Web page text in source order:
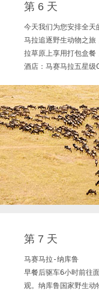
第 6 天
今天我们为您安排全天
马拉追逐野生动物之旅
拉草原上享用打包盒餐
酒店：马赛马拉五星级
第 7 天
马赛马拉-纳库鲁
早餐后驱车6小时前往
观。纳库鲁国家野生